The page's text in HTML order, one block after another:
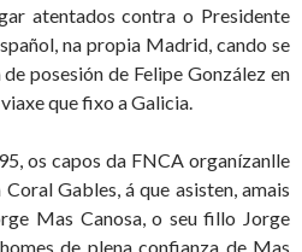
atentados contra o Presidente
na propia Madrid, cando se
posesión de Felipe González en
que fixo a Galicia.
os capos da FNCA organízanlle
Gables, á que asisten, amais
Mas Canosa, o seu fillo Jorge
de plena confianza de Mas